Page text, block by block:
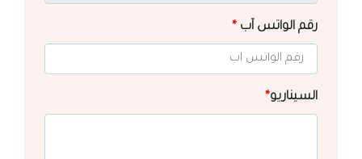
رقم الواتس آب *
السيناريو*